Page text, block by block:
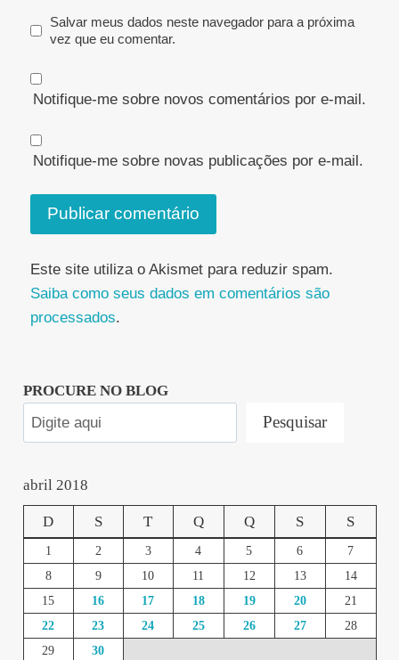
Salvar meus dados neste navegador para a próxima
vez que eu comentar.
Notifique-me sobre novos comentários por e-mail.
Notifique-me sobre novas publicações por e-mail.
Este site utiliza o Akismet para reduzir spam.
Saiba como seus dados em comentários são
processados.
PROCURE NO BLOG
Pesquisar
abril 2018
D S T Q Q S S
1 2 3 4 5 6
7
8
9 10 11 12 13
14
15
16 17 18 19 20
21
22
23 24 25 26 27
28
29
30